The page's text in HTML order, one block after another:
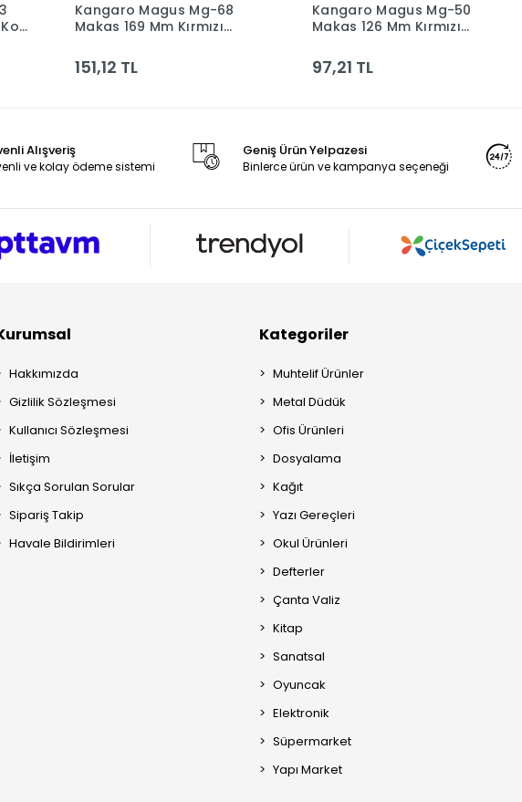
Sepete Ekle
Kangaro Magus Mg-68
Makas 169 Mm Kırmızı
151,12 TL
Sepete Ekle
Kangaro Magus Mg-50
Makas 126 Mm Kırmızı
97,21 TL
Alışveriş
ve kolay ödeme sistemi
Geniş Ürün Yelpazesi
Binlerce ürün ve kampanya seçeneği
Hakkımızda
Gizlilik Sözleşmesi
Kullanıcı Sözleşmesi
İletişim
Sıkça Sorulan Sorular
Sipariş Takip
Havale Bildirimleri
Kategoriler
Muhtelif Ürünler
Metal Düdük
Ofis Ürünleri
Dosyalama
Kağıt
Yazı Gereçleri
Okul Ürünleri
Defterler
Çanta Valiz
Kitap
Sanatsal
Oyuncak
Elektronik
Süpermarket
Yapı Market